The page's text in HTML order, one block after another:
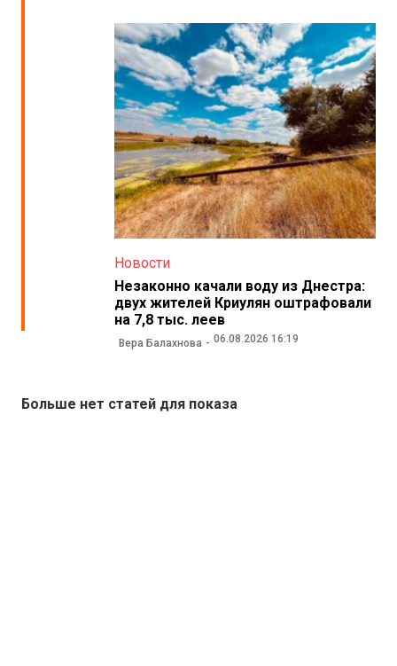
Новости
Незаконно качали воду из Днестра:
двух жителей Криулян оштрафовали
на 7,8 тыс. леев
Вера Балахнова 06.08.2026 16:19
Больше нет статей для показа